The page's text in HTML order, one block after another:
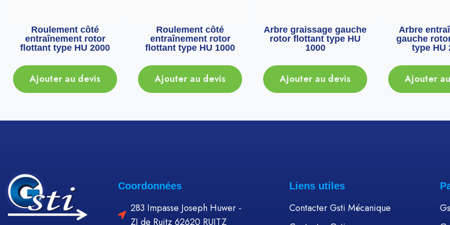
Roulement côté
entraînement rotor
flottant type HU 2000
Ajouter au devis
Roulement côté
entraînement rotor
flottant type HU 1000
Ajouter au devis
Arbre graissage gauche
rotor flottant type HU
1000
Ajouter au devis
Arbre
gauche
type HU
Ajouter
Coordonnées
283 Impasse Joseph Huwer -
ZI de Ruitz 62620 RUITZ
Liens utiles
Contacter Gsti Mécanique